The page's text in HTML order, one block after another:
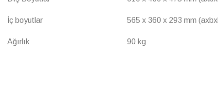
İç boyutlar 565 x 360 x 293 mm
Ağırlık 90 kg